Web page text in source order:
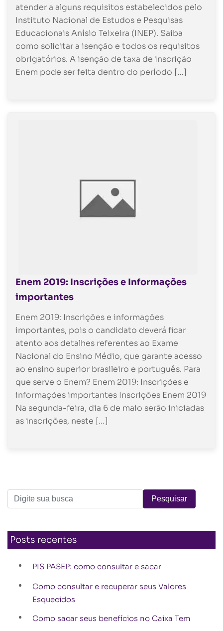
atender a alguns requisitos estabelecidos pelo
Instituto Nacional de Estudos e Pesquisas
Educacionais Anísio Teixeira (INEP). Saiba
como solicitar a isenção e todos os requisitos
obrigatórios. A isenção de taxa de inscrição
Enem pode ser feita dentro do período […]
Enem 2019: Inscrições e Informações
importantes
Enem 2019: Inscrições e informações
importantes, pois o candidato deverá ficar
atento aos detalhes referentes ao Exame
Nacional do Ensino Médio, que garante acesso
ao ensino superior brasileiro e português. Para
que serve o Enem? Enem 2019: Inscrições e
informações importantes Inscrições Enem 2019
Na segunda-feira, dia 6 de maio serão iniciadas
as inscrições, neste […]
Posts recentes
PIS PASEP: como consultar e sacar
Como consultar e recuperar seus Valores
Esquecidos
Como sacar seus benefícios no Caixa Tem